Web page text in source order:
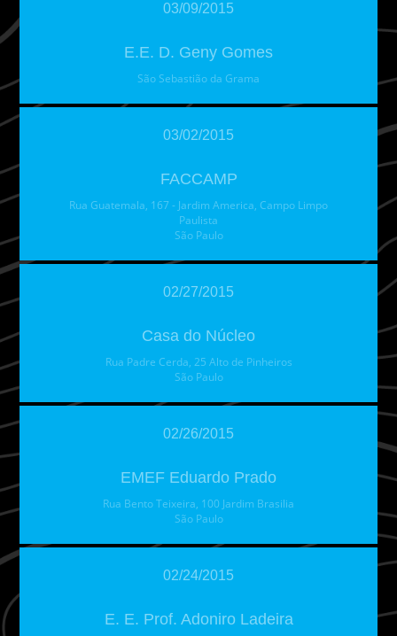
03/09/2015
E.E. D. Geny Gomes
São Sebastião da Grama
03/02/2015
FACCAMP
Rua Guatemala, 167 - Jardim America, Campo Limpo
Paulista
São Paulo
02/27/2015
Casa do Núcleo
Rua Padre Cerda, 25 Alto de Pinheiros
São Paulo
02/26/2015
EMEF Eduardo Prado
Rua Bento Teixeira, 100 Jardim Brasilia
São Paulo
02/24/2015
E. E. Prof. Adoniro Ladeira